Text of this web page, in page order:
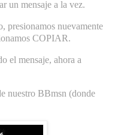
un mensaje a la vez.
presionamos nuevamente
COPIAR.
el mensaje, ahora a
nuestro BBmsn (donde